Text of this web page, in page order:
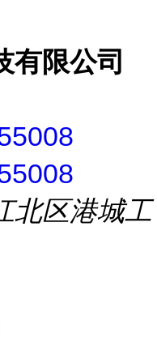
有限公司
北区港城工